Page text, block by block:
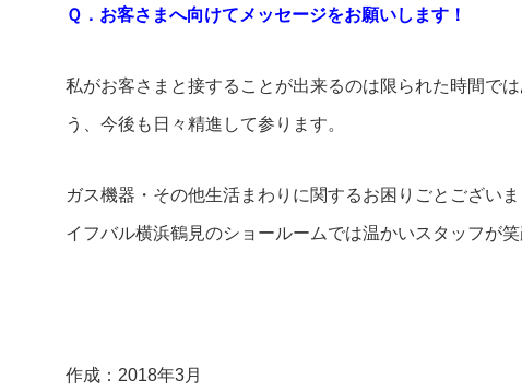
Ｑ．お客さまへ向けてメッセージをお願いします！
私がお客さまと接することが出来るのは限られた時間で
う、今後も日々精進して参ります。
ガス機器・その他生活まわりに関するお困りごとござい
イフバル横浜鶴見のショールームでは温かいスタッフが
作成：2018年3月